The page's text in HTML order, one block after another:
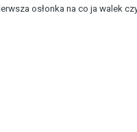
osłonka na co ja walek